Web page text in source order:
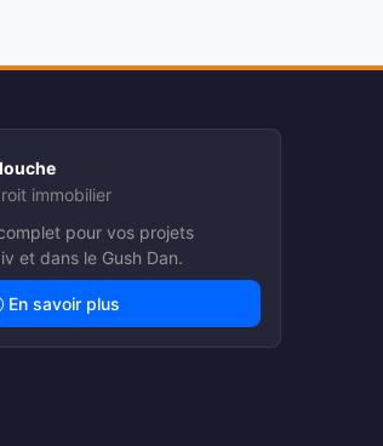
immobilier
pour vos projets
et dans le Gush Dan.
En savoir plus